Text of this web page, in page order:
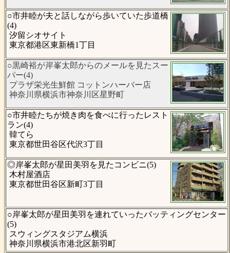
○市井睦が夫と話しながら歩いていた歩道橋
(4)
汐留シオサイト
東京都港区東新橋1丁目
○黒崎裕が岸峯太郎からのメールを見たスー
パー(4)
プラザ栄光生鮮館 コットンハーバー店
神奈川県横浜市神奈川区星野町
○市井睦たちが焼き肉を食べに行ったレスト
ラン(4)
韓てら
東京都世田谷区代沢3丁目
◎岸峯太郎が星田美羽を見たコンビニ(5)
木村屋酒店
東京都世田谷区新町3丁目
○岸峯太郎が星田美羽を連れていったバッティングセンター
(5)
スウィングスタジアム横浜
神奈川県横浜市港北区新羽町